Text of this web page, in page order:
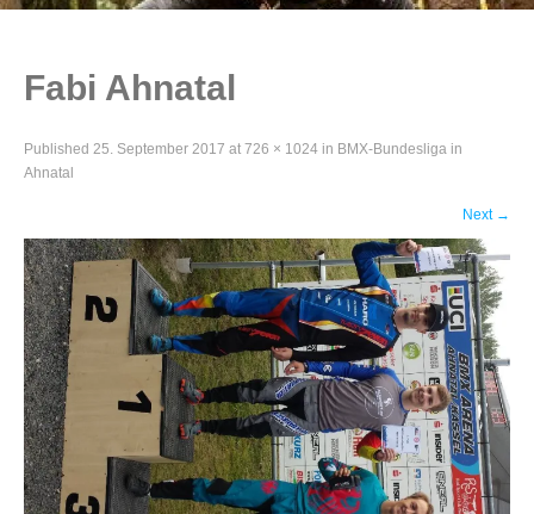
Fabi Ahnatal
Published 25. September 2017 at 726 × 1024 in BMX-Bundesliga in
Ahnatal
Next →